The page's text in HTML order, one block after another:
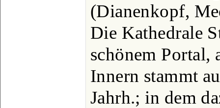
(Dianenkopf,
Die Kathedrale
schönem Portal,
Innern stammt
Jahrh.; in dem